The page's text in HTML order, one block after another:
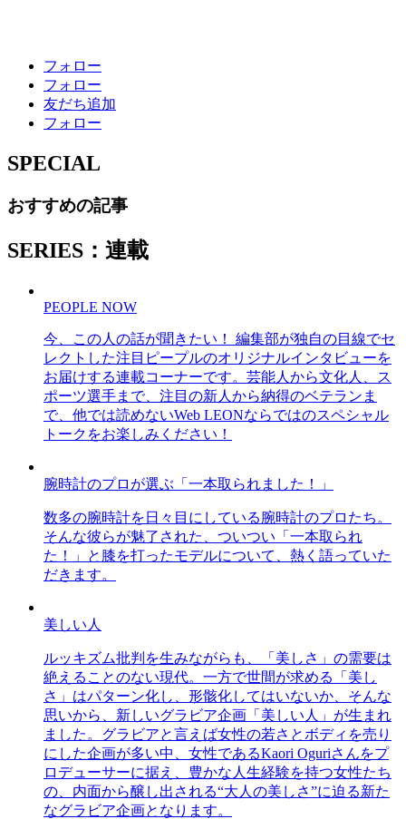
フォロー
フォロー
友だち追加
フォロー
SPECIAL
おすすめの記事
SERIES：連載
PEOPLE NOW
今、この人の話が聞きたい！ 編集部が独自の目線でセ
レクトした注目ピープルのオリジナルインタビューを
お届けする連載コーナーです。芸能人から文化人、ス
ポーツ選手まで、注目の新人から納得のベテランま
で、他では読めないWeb LEONならではのスペシャル
トークをお楽しみください！
腕時計のプロが選ぶ「一本取られました！」
数多の腕時計を日々目にしている腕時計のプロたち。
そんな彼らが魅了された、ついつい「一本取られ
た！」と膝を打ったモデルについて、熱く語っていた
だきます。
美しい人
ルッキズム批判を生みながらも、「美しさ」の需要は
絶えることのない現代。一方で世間が求める「美し
さ」はパターン化し、形骸化してはいないか、そんな
思いから、新しいグラビア企画「美しい人」が生まれ
ました。グラビアと言えば女性の若さとボディを売り
にした企画が多い中、女性であるKaori Oguriさんをプ
ロデューサーに据え、豊かな人生経験を持つ女性たち
の、内面から醸し出される“大人の美しさ”に迫る新た
なグラビア企画となります。